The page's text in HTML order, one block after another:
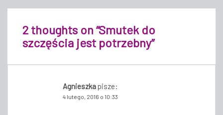
2 thoughts on “Smutek do
szczęścia jest potrzebny”
Agnieszka pisze:
4 lutego, 2016 o 10:33